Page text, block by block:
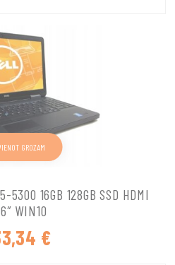
16GB 128GB SSD HDMI
WIN10
€
GROZAM